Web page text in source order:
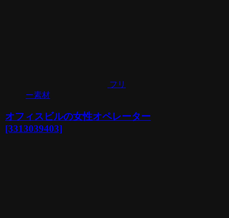
フリ
ー素材
オフィスビルの女性オペレーター
[3313039403]